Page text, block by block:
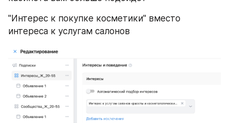
"Интерес к покупке косметики" вместо
интереса к услугам салонов